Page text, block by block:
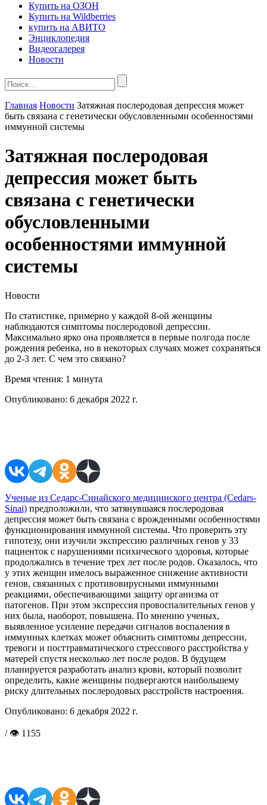
Купить на ОЗОН
Купить на Wildberries
купить на АВИТО
Энциклопедия
Видеогалерея
Новости
Главная Новости Затяжная послеродовая депрессия может
быть связана с генетически обусловленными особенностями
иммунной системы
Затяжная послеродовая
депрессия может быть
связана с генетически
обусловленными
особенностями иммунной
системы
Новости
По статистике, примерно у каждой 8-ой женщины
наблюдаются симптомы послеродовой депрессии.
Максимально ярко она проявляется в первые полгода после
рождения ребенка, но в некоторых случаях может сохраняться
до 2-3 лет. С чем это связано?
Время чтения: 1 минута
Опубликовано: 6 декабря 2022 г.
Ученые из Седарс-Синайского медицинского центра (Cedars-
Sinai) предположили, что затянувшаяся послеродовая
депрессия может быть связана с врожденными особенностями
функционирования иммунной системы. Что проверить эту
гипотезу, они изучили экспрессию различных генов у 33
пациенток с нарушениями психического здоровья, которые
продолжались в течение трех лет после родов. Оказалось, что
у этих женщин имелось выраженное снижение активности
генов, связанных с противовирусными иммунными
реакциями, обеспечивающими защиту организма от
патогенов. При этом экспрессия провоспалительных генов у
них была, наоборот, повышена. По мнению ученых,
выявленное усиление передачи сигналов воспаления в
иммунных клетках может объяснить симптомы депрессии,
тревоги и посттравматического стрессового расстройства у
матерей спустя несколько лет после родов. В будущем
планируется разработать анализ крови, который позволит
определить, какие женщины подвергаются наибольшему
риску длительных послеродовых расстройств настроения.
Опубликовано: 6 декабря 2022 г.
/ 👁 1155